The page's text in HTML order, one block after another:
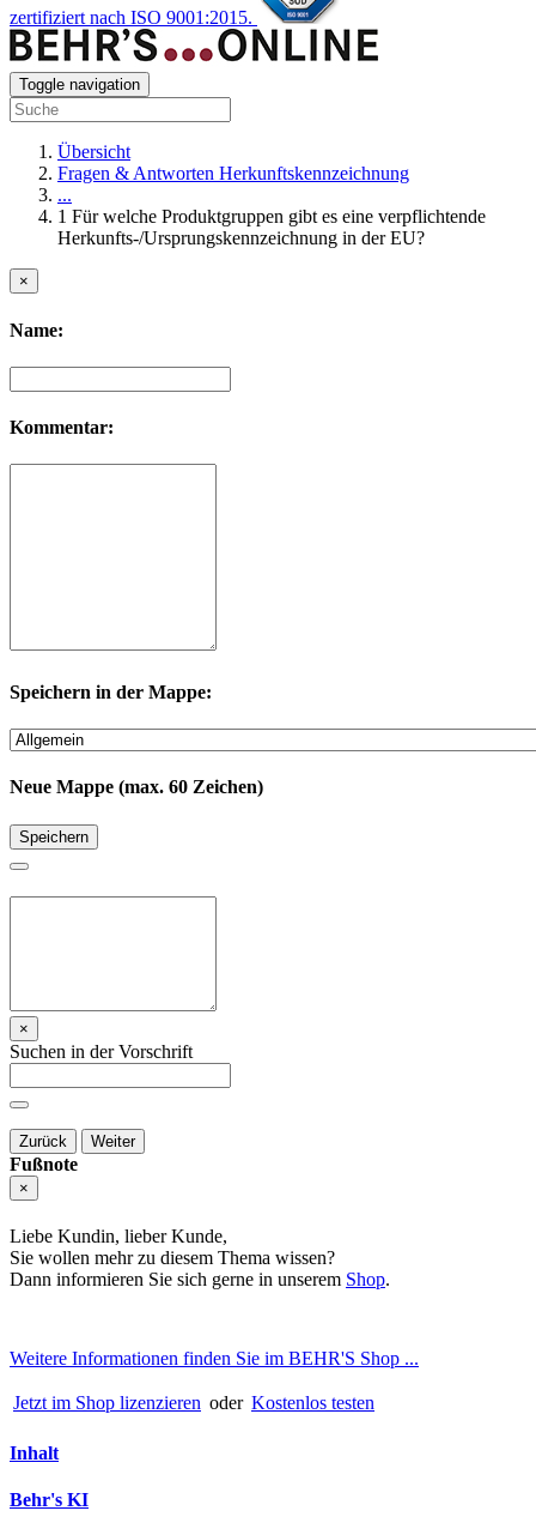
zertifiziert nach ISO 9001:2015.
Toggle navigation
Übersicht
Fragen & Antworten Herkunftskennzeichnung
...
1 Für welche Produktgruppen gibt es eine verpflichtende
Herkunfts-/Ursprungskennzeichnung in der EU?
×
Name:
Kommentar:
Speichern in der Mappe:
Neue Mappe (max. 60 Zeichen)
Speichern
×
Suchen in der Vorschrift
Zurück Weiter
Fußnote
×
Liebe Kundin, lieber Kunde,
Sie wollen mehr zu diesem Thema wissen?
Dann informieren Sie sich gerne in unserem Shop.
Weitere Informationen finden Sie im BEHR'S Shop ...
Jetzt im Shop lizenzieren oder Kostenlos testen
Inhalt
Behr's KI